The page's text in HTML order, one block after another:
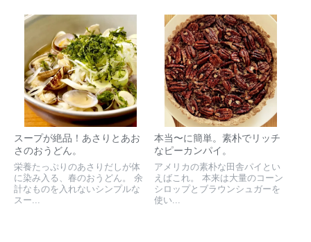
スープが絶品！あさりとあお
さのおうどん。
栄養たっぷりのあさりだしが体
に染み入る、春のおうどん。 余
計なものを入れないシンプルな
スー...
本当〜に簡単。素朴でリッチ
なピーカンパイ。
アメリカの素朴な田舎パイとい
えばこれ。 本来は大量のコーン
シロップとブラウンシュガーを
使い...